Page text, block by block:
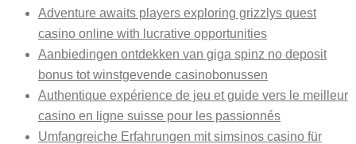
Adventure awaits players exploring grizzlys quest
casino online with lucrative opportunities
Aanbiedingen ontdekken van giga spinz no deposit
bonus tot winstgevende casinobonussen
Authentique expérience de jeu et guide vers le meilleur
casino en ligne suisse pour les passionnés
Umfangreiche Erfahrungen mit simsinos casino für